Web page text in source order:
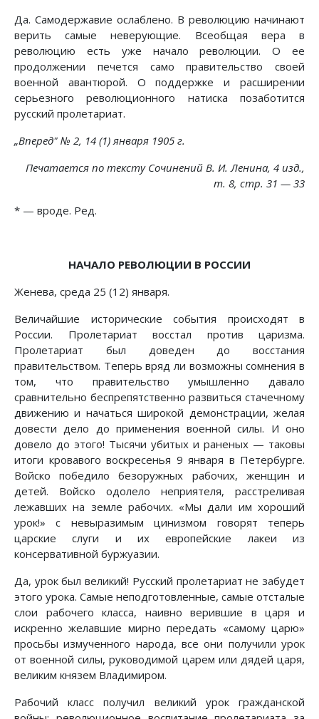
Да. Самодержавие ослаблено. В революцию начинают
верить самые неверующие. Всеобщая вера в
революцию есть уже начало революции. О ее
продолжении печется само правительство своей
военной авантюрой. О поддержке и расширении
серьезного революционного натиска позаботится
русский пролетариат.
„Вперед" № 2, 14 (1) января 1905 г.
Печатается по тексту Сочинений В. И. Ленина, 4 изд.,
т. 8, стр. 31 — 33
* — вроде. Ред.
НАЧАЛО РЕВОЛЮЦИИ В РОССИИ
Женева, среда 25 (12) января.
Величайшие исторические события происходят в
России. Пролетариат восстал против царизма.
Пролетариат был доведен до восстания
правительством. Теперь вряд ли возможны сомнения в
том, что правительство умышленно давало
сравнительно беспрепятственно развиться стачечному
движению и начаться широкой демонстрации, желая
довести дело до применения военной силы. И оно
довело до этого! Тысячи убитых и раненых — таковы
итоги кровавого воскресенья 9 января в Петербурге.
Войско победило безоружных рабочих, женщин и
детей. Войско одолело неприятеля, расстреливая
лежавших на земле рабочих. «Мы дали им хороший
урок!» с невыразимым цинизмом говорят теперь
царские слуги и их европейские лакеи из
консервативной буржуазии.
Да, урок был великий! Русский пролетариат не забудет
этого урока. Самые неподготовленные, самые отсталые
слои рабочего класса, наивно верившие в царя и
искренно желавшие мирно передать «самому царю»
просьбы измученного народа, все они получили урок
от военной силы, руководимой царем или дядей царя,
великим князем Владимиром.
Рабочий класс получил великий урок гражданской